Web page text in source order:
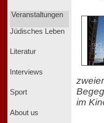
Veranstaltungen
Jüdisches Leben
Literatur
Interviews
Sport
About us
im